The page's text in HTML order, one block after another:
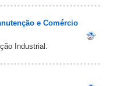
e Comércio
Industrial.